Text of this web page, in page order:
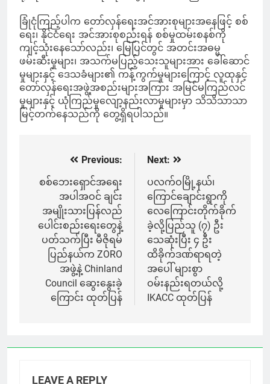
ခြုံငုံကြည့်ပါက တော်လှန်ရေးအင်အားစုများအနေဖြင့် စစ်
ရေး၊ နိုင်ငံရေး အင်အားစုစည်းရန် စစ်မှုထမ်းစနစ်ကို
ကျင့်သုံးနေသော်လည်း၊ မြေပြင်တွင် အတင်းအဓမ္မ
ဖမ်းဆီးမှုများ၊ အသက်မပြည့်သေးသူများအား ခေါ်ဆောင်
မှုများနှင့် ဒေသခံများ၏ ကန့်ကွက်မှုများကြောင့် လူထုနှင့်
တော်လှန်ရေးအဖွဲ့အစည်းများအကြား အမြင်မကြည်လင်
မှုများနှင့် ယုံကြည်မှုလျော့နည်းလာမှုများမှာ သိသိသာသာ
မြင့်တက်နေသည်ကို တွေ့ရှိရပါသည်။
navigation
Previous:
စစ်ဘေးရှောင်အရေး
အပါအဝင် ချင်း
အမျိုးသားပြန်လည်
ပေါင်းစည်းရေးတွေနဲ့
ပတ်သက်ပြီး မီဇိုရမ်
ပြည်နယ်က ZORO
အဖွဲ့နဲ့ Chinland
Council ဆွေးနွေးခဲ့
ကြောင်း ထုတ်ပြန်
Next:
ပလက်ဝမြို့နယ်၊
ကြောင်ချောင်းရွာကို
လေကြောင်းတိုက်ခိုက်
ခဲ့လို့ပြည်သူ (၇) ဦး
သေဆုံးပြီး ၄ ဦး
ထိခိုက်ဒဏ်ရာရတဲ့
အပေါ် များစွာ
ဝမ်းနည်းရတယ်လို့
IKACC ထုတ်ပြန်
LEAVE A REPLY